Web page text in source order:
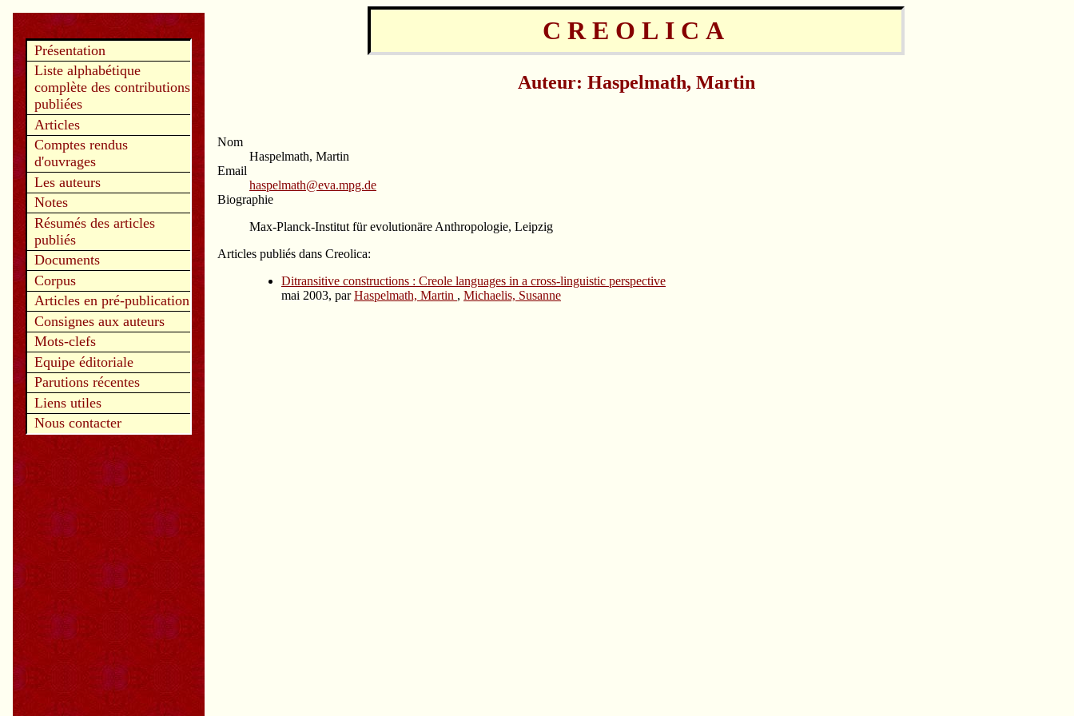
CREOLICA
Auteur: Haspelmath, Martin
Présentation
Liste alphabétique
complète des contributions
publiées
Articles
Comptes rendus
d'ouvrages
Les auteurs
Notes
Résumés des articles
publiés
Documents
Corpus
Articles en pré-publication
Consignes aux auteurs
Mots-clefs
Equipe éditoriale
Parutions récentes
Liens utiles
Nous contacter
Nom
Haspelmath, Martin
Email
haspelmath@eva.mpg.de
Biographie
Max-Planck-Institut für evolutionäre Anthropologie, Leipzig
Articles publiés dans Creolica:
Ditransitive constructions : Creole languages in a cross-linguistic perspective
mai 2003, parHaspelmath, Martin , Michaelis, Susanne